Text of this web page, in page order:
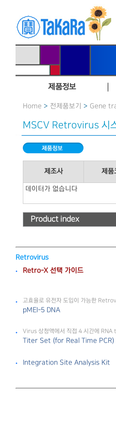
제품정보
Home > 전제품보기 > Gene
MSCV Retrovirus 시
제조사 제품
데이터가 없습니다
Product index
Retrovirus
Retro-X 선택 가이드
고효율로 유전자 도입이 가능한
pMEI-5 DNA
Virus 상청액에서 직접 4 시간에 RNA
Titer Set (for Real Time PCR)
Integration Site Analysis Kit